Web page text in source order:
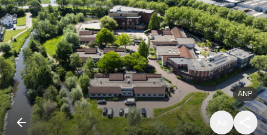
ANP
Klein
Standaard
Groot